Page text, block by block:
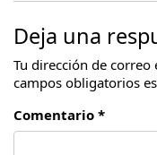
Deja una
Tu dirección de
campos obligatorios
Comentario *